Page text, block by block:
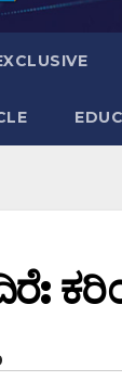
ಕರಿಂಜೆ